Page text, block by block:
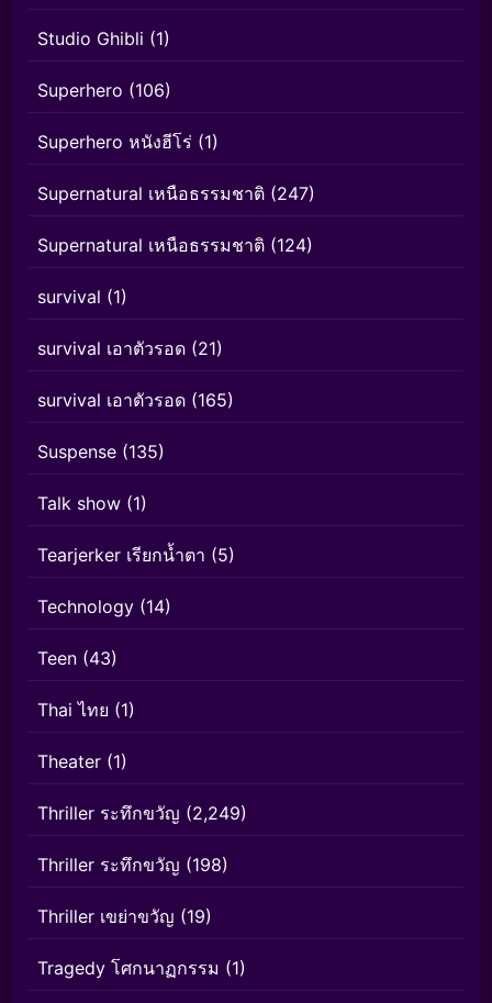
Studio Ghibli (1)
Superhero (106)
Superhero หนังฮีโร่ (1)
Supernatural เหนือธรรมชาติ (247)
Supernatural เหนือธรรมชาติ (124)
survival (1)
survival เอาตัวรอด (21)
survival เอาตัวรอด (165)
Suspense (135)
Talk show (1)
Tearjerker เรียกน้ำตา (5)
Technology (14)
Teen (43)
Thai ไทย (1)
Theater (1)
Thriller ระทึกขวัญ (2,249)
Thriller ระทึกขวัญ (198)
Thriller เขย่าขวัญ (19)
Tragedy โศกนาฏกรรม (1)